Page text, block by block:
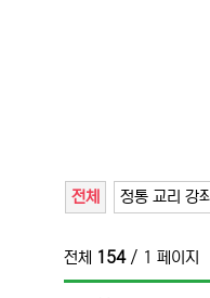
전체 정통 교리 강
전체 154/ 1 페이지